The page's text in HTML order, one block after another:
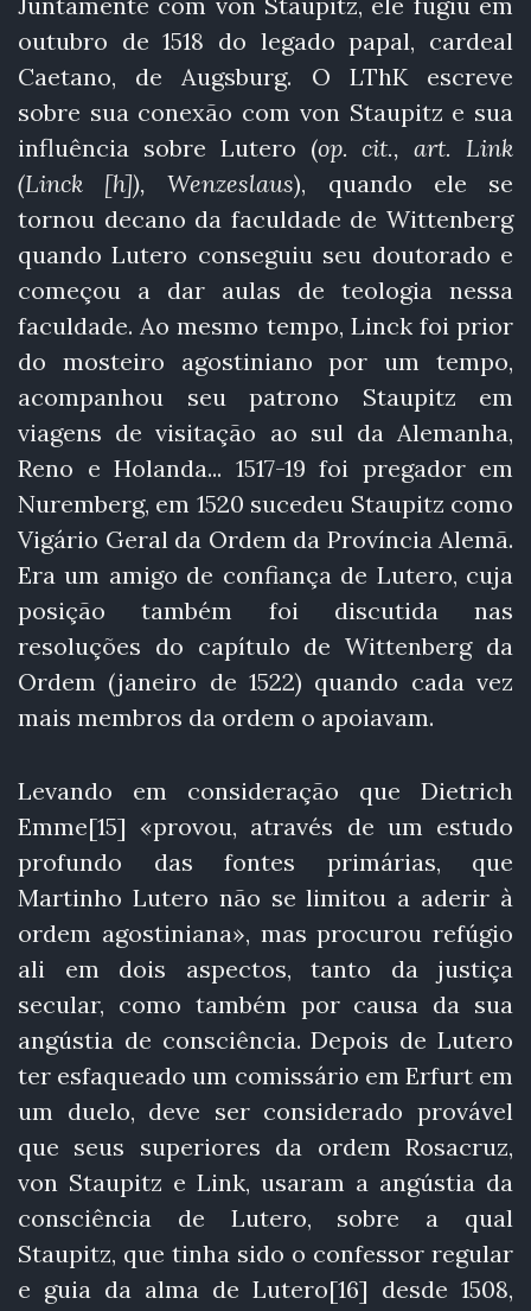
outubro de 1518 do legado papal, cardeal
Caetano, de Augsburg. O LThK escreve
sobre sua conexão com von Staupitz e sua
influência sobre Lutero (op. cit., art. Link
(Linck [h]), Wenzeslaus), quando ele se
tornou decano da faculdade de Wittenberg
quando Lutero conseguiu seu doutorado e
começou a dar aulas de teologia nessa
faculdade. Ao mesmo tempo, Linck foi prior
do mosteiro agostiniano por um tempo,
acompanhou seu patrono Staupitz em
viagens de visitação ao sul da Alemanha,
Reno e Holanda... 1517-19 foi pregador em
Nuremberg, em 1520 sucedeu Staupitz como
Vigário Geral da Ordem da Província Alemã.
Era um amigo de confiança de Lutero, cuja
posição também foi discutida nas
resoluções do capítulo de Wittenberg da
Ordem (janeiro de 1522) quando cada vez
mais membros da ordem o apoiavam.
Levando em consideração que Dietrich
Emme[15] «provou, através de um estudo
profundo das fontes primárias, que
Martinho Lutero não se limitou a aderir à
ordem agostiniana», mas procurou refúgio
ali em dois aspectos, tanto da justiça
secular, como também por causa da sua
angústia de consciência. Depois de Lutero
ter esfaqueado um comissário em Erfurt em
um duelo, deve ser considerado provável
que seus superiores da ordem Rosacruz,
von Staupitz e Link, usaram a angústia da
consciência de Lutero, sobre a qual
Staupitz, que tinha sido o confessor regular
e guia da alma de Lutero[16] desde 1508,